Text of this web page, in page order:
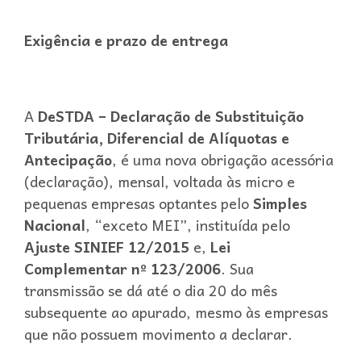
Exigência e prazo de entrega
A DeSTDA – Declaração de Substituição
Tributária, Diferencial de Alíquotas e
Antecipação, é uma nova obrigação acessória
(declaração), mensal, voltada às micro e
pequenas empresas optantes peloSimples
Nacional, “exceto MEI”, instituída pelo
Ajuste SINIEF 12/2015 e, Lei
Complementar nº 123/2006. Sua
transmissão se dá até o dia 20 do mês
subsequente ao apurado, mesmo às empresas
que não possuem movimento a declarar.